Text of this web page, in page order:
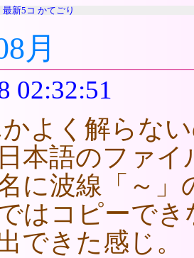
最新5コ かてごり
月
02:32:51
よく解らな
本語のファ
に波線「～
はコピーで
できた感じ。